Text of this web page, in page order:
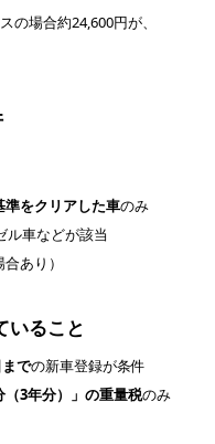
場合約24,600円が、
をクリアした車のみ
ル車などが該当
あり）
いること
での新車登録が条件
3年分）」の重量税のみ